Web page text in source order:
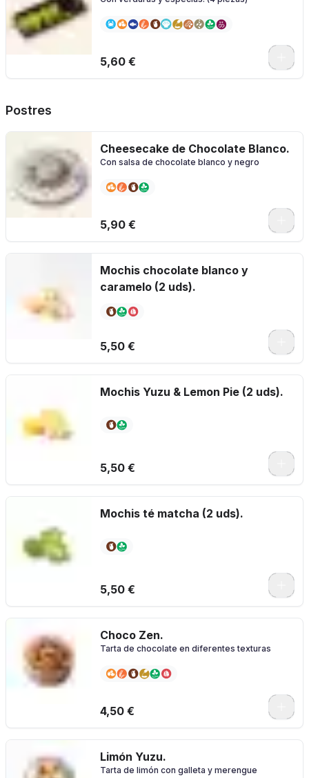
5,60 €
Postres
Cheesecake de Chocolate Blanco.
Con salsa de chocolate blanco y negro
5,90 €
Mochis chocolate blanco y
caramelo (2 uds).
5,50 €
Mochis Yuzu & Lemon Pie (2 uds).
5,50 €
Mochis té matcha (2 uds).
5,50 €
Choco Zen.
Tarta de chocolate en diferentes texturas
4,50 €
Limón Yuzu.
Tarta de limón con galleta y merengue